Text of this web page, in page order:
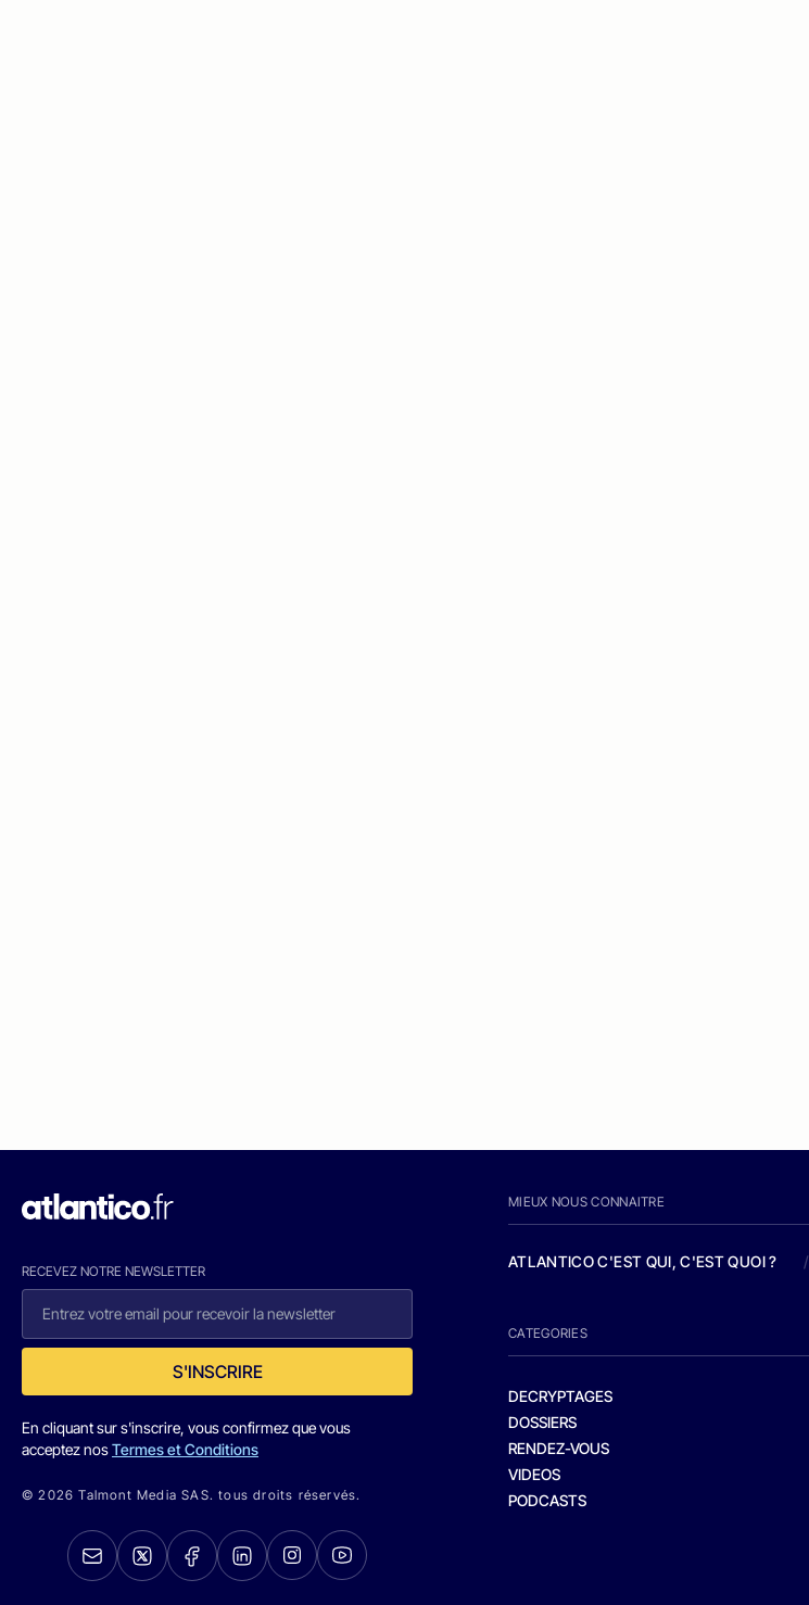
RECEVEZ NOTRE NEWSLETTER
S'INSCRIRE
En cliquant sur s'inscrire, vous confirmez que vous
acceptez nosTermes et Conditions
© 2026 Talmont Media SAS. tous droits réservés.
MIEUX NOUS CONNAITRE
ATLANTICO C'EST QUI, C'EST QUOI ? /
CATEGORIES
DECRYPTAGES
DOSSIERS
RENDEZ-VOUS
VIDEOS
PODCASTS